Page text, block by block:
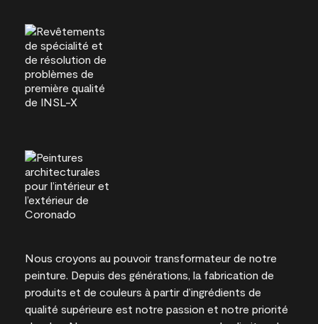
Nous croyons au pouvoir transformateur de notre
peinture. Depuis des générations, la fabrication de
produits et de couleurs à partir d’ingrédients de
qualité supérieure est notre passion et notre priorité